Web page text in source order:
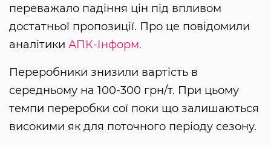
переважало падіння цін під впливом
достатньої пропозиції. Про це повідомили
аналітики АПК-Інформ.
Переробники знизили вартість в
середньому на 100-300 грн/т. При цьому
темпи переробки сої поки що залишаються
високими як для поточного періоду сезону.